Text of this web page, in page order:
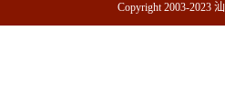
Copyright 2003-2023